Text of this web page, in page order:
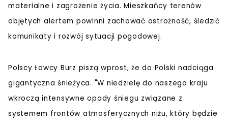
materialne i zagrożenie życia. Mieszkańcy terenów
objętych alertem powinni zachować ostrożność, śledzić
komunikaty i rozwój sytuacji pogodowej.
Polscy Łowcy Burz piszą wprost, że do Polski nadciąga
gigantyczna śnieżyca. "W niedzielę do naszego kraju
wkroczą intensywne opady śniegu związane z
systemem frontów atmosferycznych niżu, który będzie